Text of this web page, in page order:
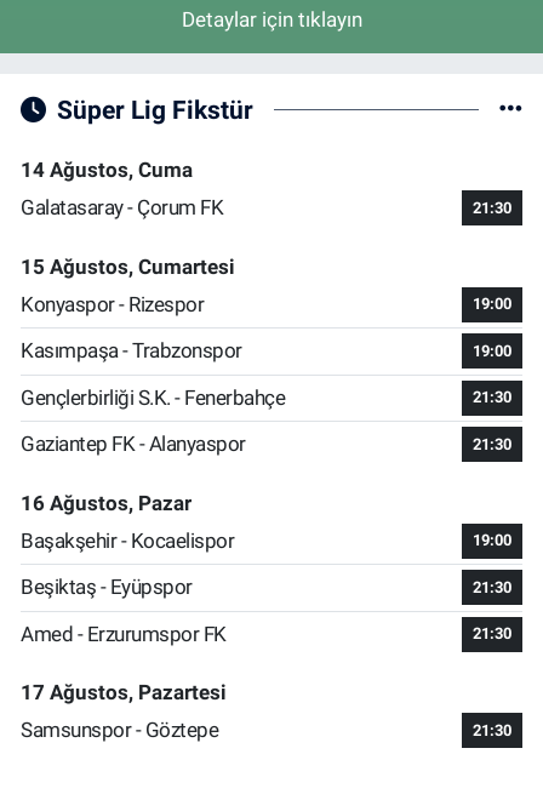
Detaylar için tıklayın
Süper Lig Fikstür
14 Ağustos, Cuma
Galatasaray - Çorum FK
21:30
15 Ağustos, Cumartesi
Konyaspor - Rizespor
19:00
Kasımpaşa - Trabzonspor 19:00
Gençlerbirliği S.K. - Fenerbahçe 21:30
Gaziantep FK - Alanyaspor 21:30
16 Ağustos, Pazar
Başakşehir - Kocaelispor
19:00
Beşiktaş - Eyüpspor 21:30
Amed - Erzurumspor FK 21:30
17 Ağustos, Pazartesi
Samsunspor - Göztepe
21:30